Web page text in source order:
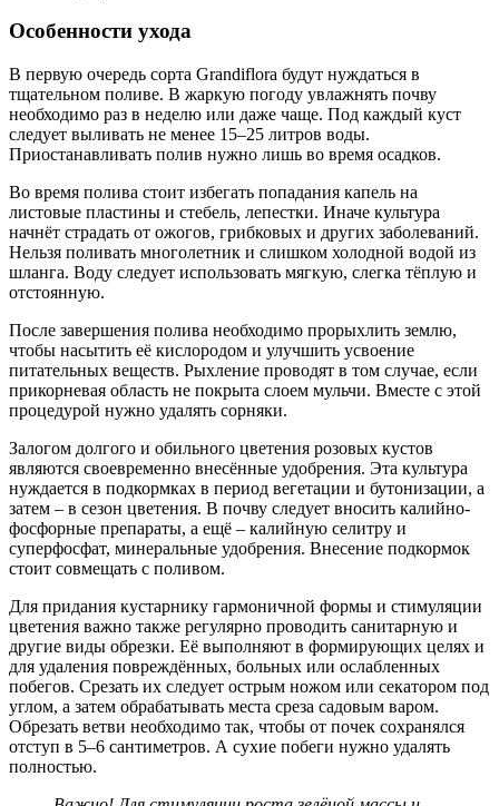
Особенности ухода
В первую очередь сорта Grandiflora будут нуждаться в
тщательном поливе. В жаркую погоду увлажнять почву
необходимо раз в неделю или даже чаще. Под каждый куст
следует выливать не менее 15–25 литров воды.
Приостанавливать полив нужно лишь во время осадков.
Во время полива стоит избегать попадания капель на
листовые пластины и стебель, лепестки. Иначе культура
начнёт страдать от ожогов, грибковых и других заболеваний.
Нельзя поливать многолетник и слишком холодной водой из
шланга. Воду следует использовать мягкую, слегка тёплую и
отстоянную.
После завершения полива необходимо прорыхлить землю,
чтобы насытить её кислородом и улучшить усвоение
питательных веществ. Рыхление проводят в том случае, если
прикорневая область не покрыта слоем мульчи. Вместе с этой
процедурой нужно удалять сорняки.
Залогом долгого и обильного цветения розовых кустов
являются своевременно внесённые удобрения. Эта культура
нуждается в подкормках в период вегетации и бутонизации, а
затем – в сезон цветения. В почву следует вносить калийно-
фосфорные препараты, а ещё – калийную селитру и
суперфосфат, минеральные удобрения. Внесение подкормок
стоит совмещать с поливом.
Для придания кустарнику гармоничной формы и стимуляции
цветения важно также регулярно проводить санитарную и
другие виды обрезки. Её выполняют в формирующих целях и
для удаления повреждённых, больных или ослабленных
побегов. Срезать их следует острым ножом или секатором под
углом, а затем обрабатывать места среза садовым варом.
Обрезать ветви необходимо так, чтобы от почек сохранялся
отступ в 5–6 сантиметров. А сухие побеги нужно удалять
полностью.